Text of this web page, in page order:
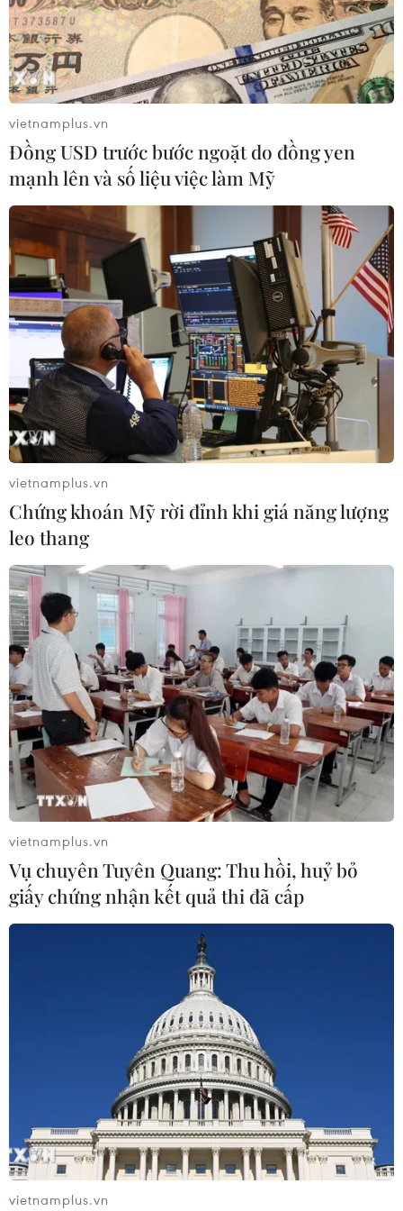
Bàn giao một cá thể Diều hoa Miến
Điện cho Vườn quốc gia Phong Nha-
Kẻ Bàng
05/08/2026 12:11
Bão số 3 tiếp tục đổi hướng, di
chuyển nhanh hơn
05/08/2026 11:31
Bão số 3 đổi hướng, di chuyển chậm
với tốc độ khoảng 5 km/h
05/08/2026 08:05
Italy nâng báo động đỏ trên toàn bộ
27 thành phố do nắng nóng kỷ lục
05/08/2026 06:31
Động đất mạnh làm rung chuyển
miền Nam Philippines
05/08/2026 05:29
Thời tiết miền Bắc sẽ ảnh
hưởng ra sao khi bão số 3 Kujira đi
vào Biển Đông?
05/08/2026 04:56
Xem thêm
CƠ QUAN CHỦ QUẢN: THÔNG TẤN XÃ VIỆT NAM
Tổng Biên tập: TRẦN TIẾN DUẨN
Phó Tổng Biên tập: NGUYỄN THỊ TÁM, KHÚC THANH
Quy định sử dụng
Hỗ trợ
Ngôn ngữ
TTXVN
Dịch vụ tin
Quảng cáo
Liên hệ
vietnamplus.vn
Đồng USD trước bước ngoặt do đồng yen
mạnh lên và số liệu việc làm Mỹ
vietnamplus.vn
Chứng khoán Mỹ rời đỉnh khi giá năng lượng
leo thang
vietnamplus.vn
Vụ chuyên Tuyên Quang: Thu hồi, huỷ bỏ
giấy chứng nhận kết quả thi đã cấp
vietnamplus.vn